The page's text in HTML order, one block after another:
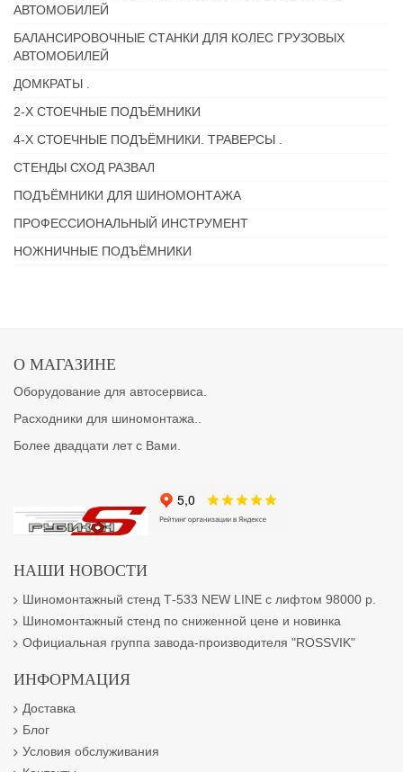
АВТОМОБИЛЕЙ
БАЛАНСИРОВОЧНЫЕ СТАНКИ ДЛЯ КОЛЕС ГРУЗОВЫХ
АВТОМОБИЛЕЙ
ДОМКРАТЫ .
2-Х СТОЕЧНЫЕ ПОДЪЁМНИКИ
4-Х СТОЕЧНЫЕ ПОДЪЁМНИКИ. ТРАВЕРСЫ .
СТЕНДЫ СХОД РАЗВАЛ
ПОДЪЁМНИКИ ДЛЯ ШИНОМОНТАЖА
ПРОФЕССИОНАЛЬНЫЙ ИНСТРУМЕНТ
НОЖНИЧНЫЕ ПОДЪЁМНИКИ
О МАГАЗИНЕ
Оборудование для автосервиса.
Расходники для шиномонтажа..
Более двадцати лет с Вами.
НАШИ НОВОСТИ
Шиномонтажный стенд Т-533 NEW LINE с лифтом 98000 р.
Шиномонтажный стенд по сниженной цене и новинка
Официальная группа завода-производителя "ROSSVIK"
ИНФОРМАЦИЯ
Доставка
Блог
Условия обслуживания